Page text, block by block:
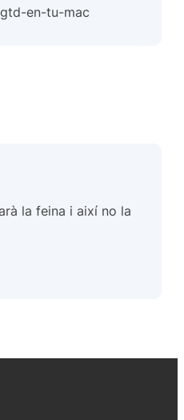
en-tu-mac
la feina i així no la